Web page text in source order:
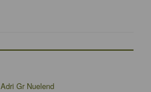
Adri Gr Nuelend